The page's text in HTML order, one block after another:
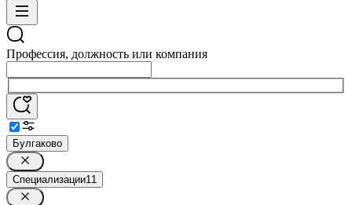
Профессия, должность или компания
Булгаково
Специализации11